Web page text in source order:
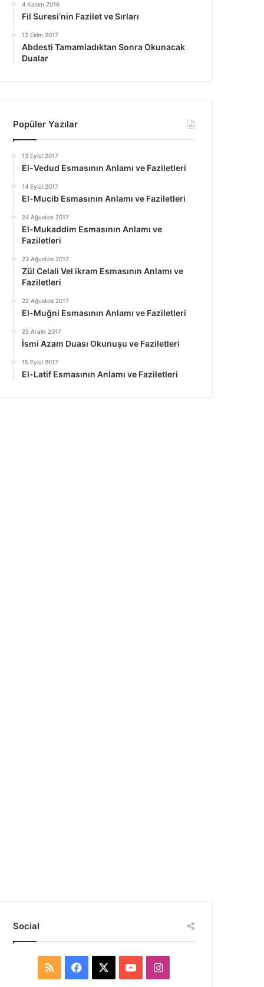
4 Kasım 2016
Fil Suresi’nin Fazilet ve Sırları
12 Ekim 2017
Abdesti Tamamladıktan Sonra Okunacak
Dualar
Popüler Yazılar
13 Eylül 2017
El-Vedud Esmasının Anlamı ve Faziletleri
14 Eylül 2017
El-Mucib Esmasının Anlamı ve Faziletleri
24 Ağustos 2017
El-Mukaddim Esmasının Anlamı ve
Faziletleri
23 Ağustos 2017
Zül Celali Vel ikram Esmasının Anlamı ve
Faziletleri
22 Ağustos 2017
El-Muğni Esmasının Anlamı ve Faziletleri
25 Aralık 2017
İsmi Azam Duası Okunuşu ve Faziletleri
15 Eylül 2017
El-Latif Esmasının Anlamı ve Faziletleri